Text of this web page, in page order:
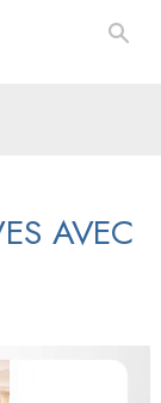
AVEC